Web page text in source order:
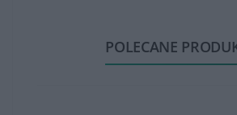
POLECANE